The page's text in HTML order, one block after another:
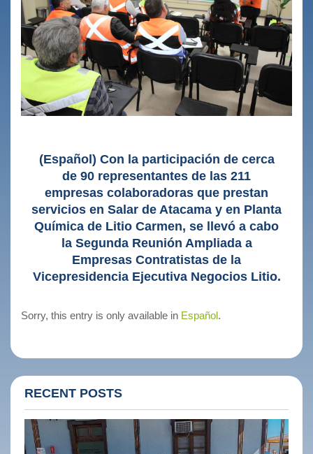
(Español) Con la participación de cerca
de 90 representantes de las 211
empresas colaboradoras que prestan
servicios en Salar de Atacama y en Planta
Química de Litio Carmen, se llevó a cabo
la Segunda Reunión Ampliada a
Empresas Contratistas de la
Vicepresidencia Ejecutiva Negocios Litio.
Sorry, this entry is only available in Español.
RECENT POSTS